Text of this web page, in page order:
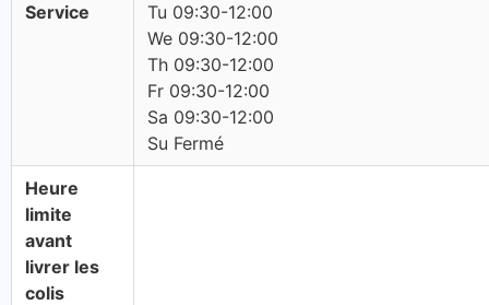
Service
Tu 09:30-12:00
We 09:30-12:00
Th 09:30-12:00
Fr 09:30-12:00
Sa 09:30-12:00
Su Fermé
Heure
limite
avant
livrer les
colis